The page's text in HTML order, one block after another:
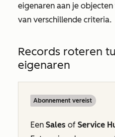
eigenaren aan je
van verschillende criteria.
Records roteren
eigenaren
Abonnement vereist
Een Sales of Service